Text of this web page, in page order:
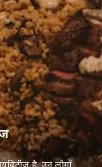
है, उन लोगों